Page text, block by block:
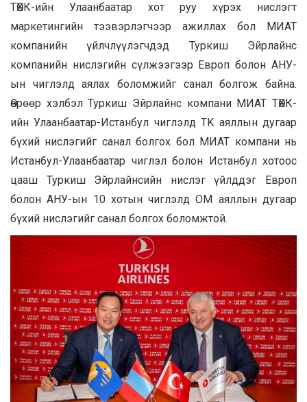
ТӨХК-ийн Улаанбаатар хот руу хүрэх нислэгт
маркетингийн тээвэрлэгчээр ажиллах бол МИАТ
компанийн үйлчлүүлэгчдэд Туркиш Эйрлайнс
компанийн нислэгийн сүлжээгээр Европ болон АНУ-
ын чиглэлд аялах боломжийг санал болгож байна.
Өөрөөр хэлбэл Туркиш Эйрлайнс компани МИАТ ТӨХК-
ийн Улаанбаатар-Истанбул чиглэлд TK аяллын дугаар
бүхий нислэгийг санал болгох бол МИАТ компани нь
Истанбул-Улаанбаатар чиглэл болон Истанбул хотоос
цааш Туркиш Эйрлайнсийн нислэг үйлддэг Европ
болон АНУ-ын 10 хотын чиглэлд ОМ аяллын дугаар
бүхий нислэгийг санал болгох боломжтой.